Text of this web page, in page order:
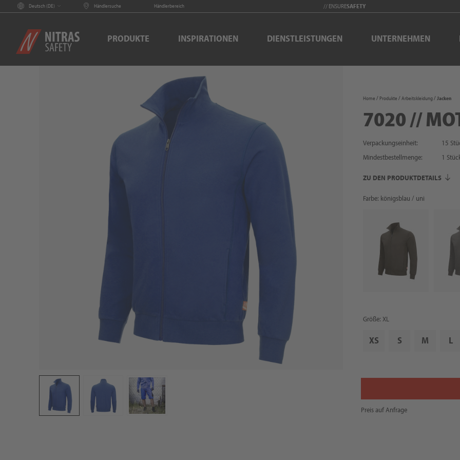
Deutsch (DE) Händlersuche Händlerbereich // ENSURESAFETY
PRODUKTE INSPIRATIONEN DIENSTLEISTUNGEN UNTERNEHMEN
Home Produkte Arbeitskleidung Jacken
7020 //
Verpackungseinheit:
15
Mindestbestellmenge:
1
ZU DEN PRODUKTDETAILS
Farbe: königsblau / uni
Größe: XL
XS S M L
Preis auf Anfrage